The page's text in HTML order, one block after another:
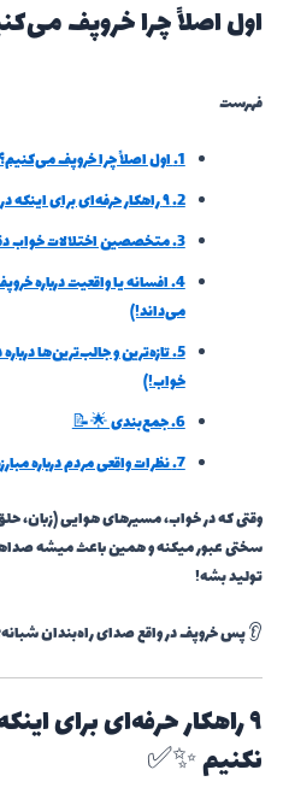
اول اصلاً چرا خروپف
فهرست
1.اول اصلاً چرا خروپف
2.۹ راهکار حرفه‌ای برای اینکه در خواب خروپف نکنیم ✨✅
3.متخصصین اختلالات خواب
4.افسانه یا واقعیت درباره
می‌داند!)
5.تازه‌ترین و جالب‌ترین‌ها
خواب!)
6.جمع‌بندی 🌟📝
7.نظرات واقعی مردم درباره
وقتی که در خواب، مسیرهای هوایی (زبان،
سختی عبور میکنه و همین باعث میشه
تولید بشه!
👂 پس خروپف در واقع صدای راه‌بندان
۹ راهکار حرفه‌ای برای
نکنیم ✨✅